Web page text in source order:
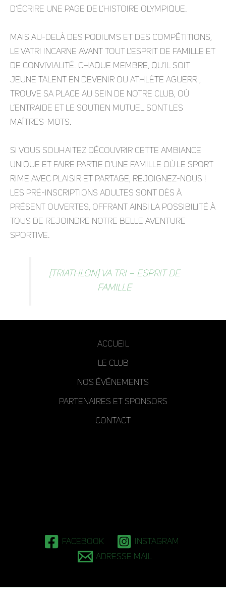
d’écrire une page de l’histoire olympique.
Mais au-delà des podiums et des compétitions,
le VATRI incarne avant tout l’esprit de famille et
de convivialité. Chaque membre, qu’il soit
jeune talent en devenir ou athlète aguerri,
trouve sa place au sein de notre club, où
l’entraide et le soutien mutuel sont les
maîtres-mots.
Si vous souhaitez découvrir cette ambiance
unique et faire partie d’une famille où le sport
rime avec plaisir et partage, rejoignez-nous !
Les pré-inscriptions adultes sont dès à
présent ouvertes, offrant ainsi la possibilité à
tous de rejoindre notre belle aventure
sportive.
[Triathlon] VA Tri – Esprit de
famille
Accueil
Le club
Nos événements
Partenaires et Sponsors
Contact
Facebook
Instagram
Adresse mail